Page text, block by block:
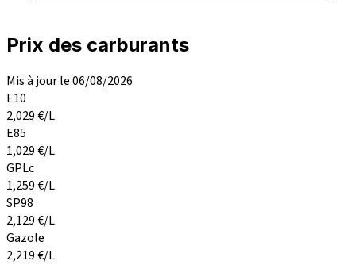
Prix des carburants
Mis à jour le 06/08/2026
E10
2,029€/L
E85
1,029€/L
GPLc
1,259€/L
SP98
2,129€/L
Gazole
2,219€/L